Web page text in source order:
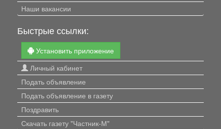
Наши вакансии
Быстрые ссылки:
Установить приложение
Личный кабинет
Подать объявление
Подать объявление в газету
Поздравить
Скачать газету "Частник-М"